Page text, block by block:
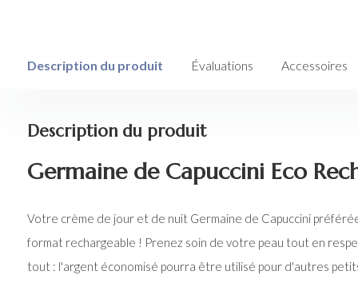
Description du produit Évaluations Accessoires
Description du produit
Germaine de Capuccini Eco
Votre crème de jour et de nuit Germaine de Capuccini
format rechargeable ! Prenez soin de votre peau tout en
tout : l'argent économisé pourra être utilisé pour d'autres